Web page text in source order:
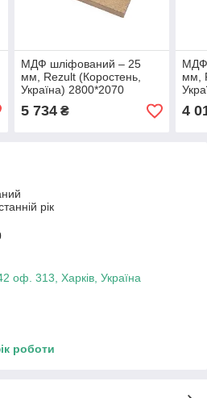
МДФ шліфований ‒ 25
мм, Rezult (Коростень,
Україна) 2800*2070
5 734₴
МДФ
мм,
4
рік
оф. 313, Харків, Україна
роботи